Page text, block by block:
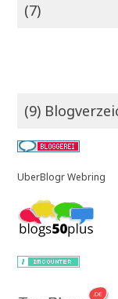
(7)
(9)
UberBlogr Webring